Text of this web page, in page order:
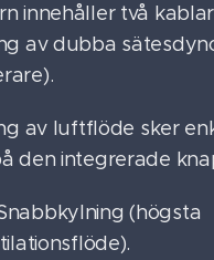
innehåller två
av dubba
av luftflöde sker
den integrerade
(högsta